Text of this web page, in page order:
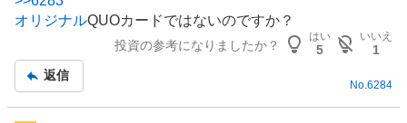
示
板
オリジナルQUOカードではないのですか？
投資の参考になりましたか？
はい
5
いいえ
1
返信
No.6284